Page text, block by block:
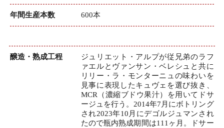
年間生産本数 600本
醸造・熟成工程
ジュリエット・アルプが従兄弟のラフ
ァエルとヴァンサン・ベレシュと共に
リリー・ラ・モンターニュの味わいを
見事に表現したキュヴェを選び抜き、
MCR（濃縮ブドウ果汁）を用いてドサ
ージュを行う。2014年7月にボトリング
され2023年10月にデゴルジュマンされ
たので瓶内熟成期間は111ヶ月。ドサー